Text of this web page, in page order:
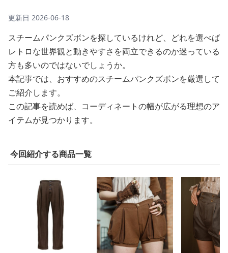
更新日 2026-06-18
スチームパンクズボンを探しているけれど、どれを選べば
レトロな世界観と動きやすさを両立できるのか迷っている
方も多いのではないでしょうか。
本記事では、おすすめのスチームパンクズボンを厳選して
ご紹介します。
この記事を読めば、コーディネートの幅が広がる理想のア
イテムが見つかります。
今回紹介する商品一覧